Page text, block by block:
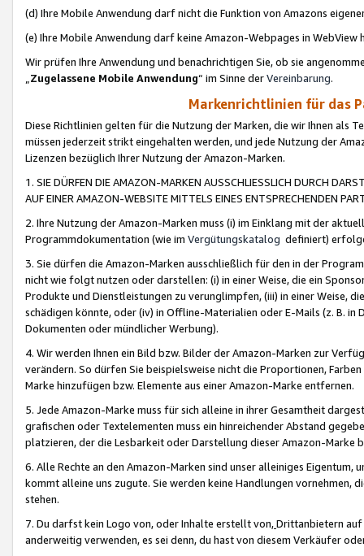
(d) Ihre Mobile Anwendung darf nicht die Funktion von Amazons
(e) Ihre Mobile Anwendung darf keine Amazon-Webpages in WebView
Wir prüfen Ihre Anwendung und benachrichtigen Sie, ob sie
„Zugelassene Mobile Anwendung“ im Sinne derVereinbarung.
Markenrichtlinien für das
Diese Richtlinien gelten für die Nutzung der Marken, die wir Ihnen als
müssen jederzeit strikt eingehalten werden, und jede Nutzung der
Lizenzen bezüglich Ihrer Nutzung der Amazon-Marken.
1. SIE DÜRFEN DIE AMAZON-MARKEN AUSSCHLIESSLICH DURCH
AUF EINER AMAZON-WEBSITE MITTELS EINES ENTSPRECHENDEN
2. Ihre Nutzung der Amazon-Marken muss (i) im Einklang mit der
Programmdokumentation (wie im Vergütungskatalog definiert)
3. Sie dürfen die Amazon-Marken ausschließlich für den in der
nicht wie folgt nutzen oder darstellen: (i) in einer Weise, die ein
Produkte und Dienstleistungen zu verunglimpfen, (iii) in einer Weise,
schädigen könnte, oder (iv) in Offline-Materialien oder E-Mails (z. B. in
Dokumenten oder mündlicher Werbung).
4. Wir werden Ihnen ein Bild bzw. Bilder der Amazon-Marken zur
verändern. So dürfen Sie beispielsweise nicht die Proportionen,
Marke hinzufügen bzw. Elemente aus einer Amazon-Marke entfernen.
5. Jede Amazon-Marke muss für sich alleine in ihrer Gesamtheit
grafischen oder Textelementen muss ein hinreichender Abstand
platzieren, der die Lesbarkeit oder Darstellung dieser Amazon-Marke
6. Alle Rechte an den Amazon-Marken sind unser alleiniges
kommt alleine uns zugute. Sie werden keine Handlungen vornehmen,
stehen.
7. Du darfst kein Logo von, oder Inhalte erstellt von,Drittanbietern auf
anderweitig verwenden, es sei denn, du hast von diesem Verkäufer